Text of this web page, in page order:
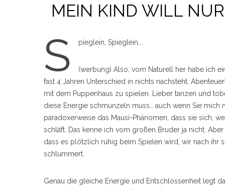
MEIN KIND WILL
S pieglein, Spieglein….
(werbung) Also, vom Naturell her habe ich
fast 4 Jahren Unterschied in nichts nachsteht.
mit dem Puppenhaus zu spielen. Lieber tanzen und
diese Energie schmunzeln muss… auch wenn Sie mich
paradoxerweise das Mausi-Phänomen, dass sie sich,
schläft. Das kenne ich vom großen Bruder ja nicht.
dass es plötzlich ruhig beim Spielen wird, wir nach ihr
schlummert.
Genau die gleiche Energie und Entschlossenheit legt